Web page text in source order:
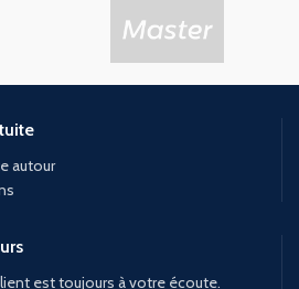
autour
est toujours à votre écoute.